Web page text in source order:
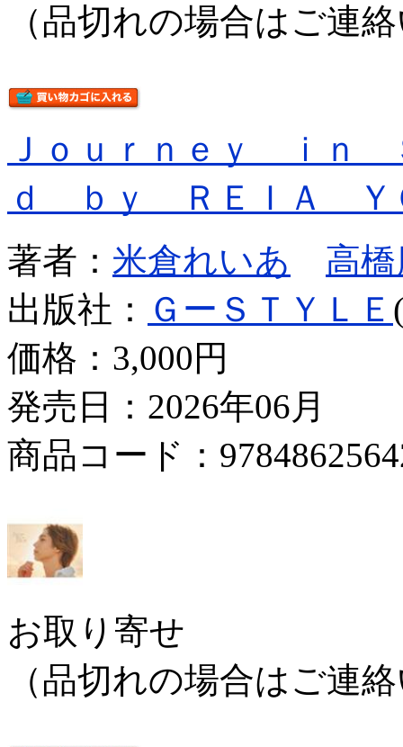
（品切れの場合はご連
Ｊｏｕｒｎｅｙ ｉｎ
ｄ ｂｙ ＲＥＩＡ Ｙ
著者： 米倉れいあ
高
出版社： ＧーＳＴＹＬＥ
価格： 3,000円
発売日：2026年06月
商品コード：
お取り寄せ
（品切れの場合はご連